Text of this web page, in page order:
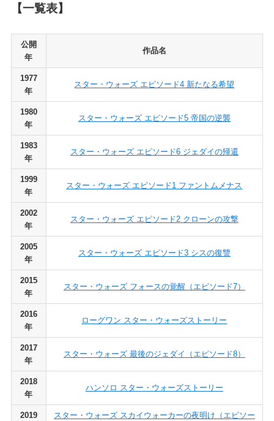
【一覧表】
公開
年
作品名
1977
年
スター・ウォーズ エピソード4 新たなる希望
1980
年
スター・ウォーズ エピソード5 帝国の逆襲
1983
年
スター・ウォーズ エピソード6 ジェダイの帰還
1999
年
スター・ウォーズ エピソード1 ファントムメナス
2002
年
スター・ウォーズ エピソード2 クローンの攻撃
2005
年
スター・ウォーズ エピソード3 シスの復讐
2015
年
スター・ウォーズ フォースの覚醒（エピソード7）
2016
年
ローグワン スター・ウォーズストーリー
2017
年
スター・ウォーズ 最後のジェダイ（エピソード8）
2018
年
ハンソロ スター・ウォーズストーリー
2019
スター・ウォーズ スカイウォーカーの夜明け（エピソー